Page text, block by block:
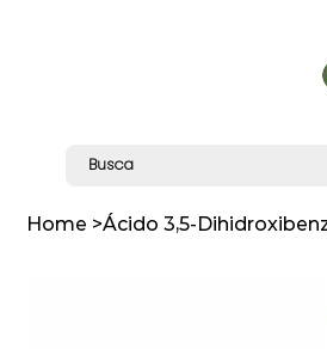
Home >Ácido 3,5-